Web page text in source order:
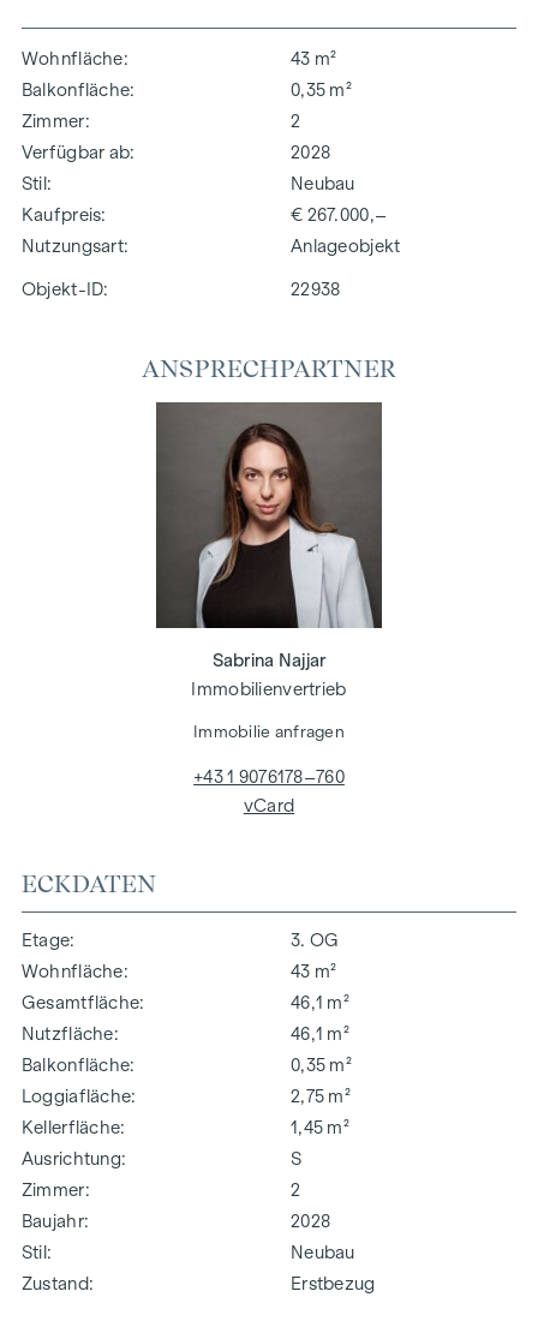
Wohnfläche
43 m²
Balkonfläche
0,35 m²
Zimmer
2
Verfügbar ab
2028
Stil
Neubau
Kaufpreis
€ 267.000,–
Nutzungsart
Anlageobjekt
Objekt-ID: 22938
ECKDATEN
Etage
3. OG
Wohnfläche
43 m²
Gesamtfläche
46,1 m²
Nutzfläche
46,1 m²
Balkonfläche
0,35 m²
Loggiafläche
2,75 m²
Kellerfläche
1,45 m²
Ausrichtung
S
Zimmer
2
Baujahr
2028
Stil
Neubau
Zustand
Erstbezug
ANSPRECHPARTNER
Sabrina Najjar
Immobilienvertrieb
Immobilie anfragen
+43 1 9076178–760
vCard